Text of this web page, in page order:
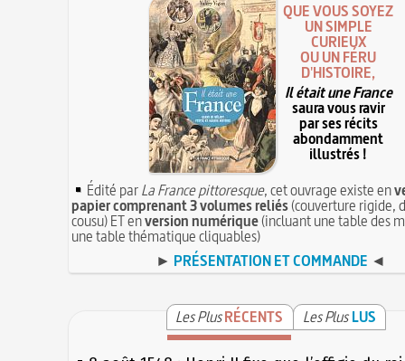
QUE VOUS SOYEZ
UN SIMPLE
CURIEUX
OU UN FÉRU
D'HISTOIRE,
Il était une France
saura vous ravir
par ses récits
abondamment
illustrés !
Édité parLa France pittoresque, cet ouvrage existe en
papier comprenant 3 volumes reliés(couverture rigide,
cousu) ET enversion numérique(incluant une table des
une table thématique cliquables)
► PRÉSENTATION ET COMMANDE ◄
Les PlusRÉCENTS Les Plus LUS